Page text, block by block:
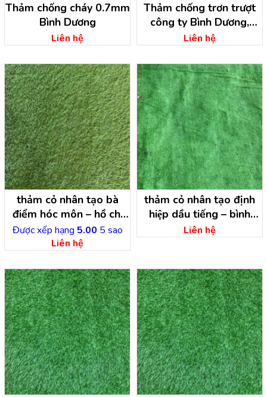
Thảm chống cháy 0.7mm
Bình Dương
Liên hệ
Thảm chống trơn trượt
công ty Bình Dương,
thảm cao su lối đi
Liên hệ
thảm cỏ nhân tạo bà
điểm hóc môn – hồ chí
minh
Được xếp hạng 5.00 5 sao
Liên hệ
thảm cỏ nhân tạo định
hiệp dầu tiếng – bình
dương
Liên hệ